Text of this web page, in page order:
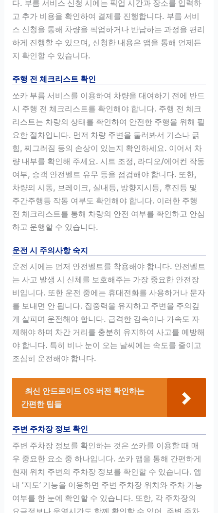
다. 부름 서비스 신청 시에는 픽업 시간과 장소를 입력하
고 추가 비용을 확인하여 결제를 진행합니다. 부름 서비
스 신청을 통해 차량을 픽업하거나 반납하는 과정을 편리
하게 진행할 수 있으며, 신청한 내용은 앱을 통해 언제든
지 확인할 수 있습니다.
주행 전 체크리스트 확인
쏘카 부름 서비스를 이용하여 차량을 대여하기 전에 반드
시 주행 전 체크리스트를 확인해야 합니다. 주행 전 체크
리스트는 차량의 상태를 확인하여 안전한 주행을 위해 필
요한 절차입니다. 먼저 차량 주변을 둘러봐서 기스나 긁
힘, 찌그러짐 등의 손상이 있는지 확인하세요. 이어서 차
량 내부를 확인해 주세요. 시트 조정, 라디오/에어컨 작동
여부, 승객 안전벨트 유무 등을 점검해야 합니다. 또한,
차량의 시동, 브레이크, 실내등, 방향지시등, 후진등 및
주간주행등 작동 여부도 확인해야 합니다. 이러한 주행
전 체크리스트를 통해 차량의 안전 여부를 확인하고 안심
하고 운행할 수 있습니다.
운전 시 주의사항 숙지
운전 시에는 먼저 안전벨트를 착용해야 합니다. 안전벨트
는 사고 발생 시 신체를 보호해주는 가장 중요한 안전장
비입니다. 또한 운전 중에는 휴대전화를 사용하거나 문자
를 보내면 안 됩니다. 집중력을 유지하고 주변을 주의깊
게 살피며 운전해야 합니다. 급격한 감속이나 가속도 자
제해야 하며 차간 거리를 충분히 유지하여 사고를 예방해
야 합니다. 특히 비나 눈이 오는 날씨에는 속도를 줄이고
조심히 운전해야 합니다.
최신 안드로이드 OS 버전 확인하는
간편한 팁들
주변 주차장 정보 확인
주변 주차장 정보를 확인하는 것은 쏘카를 이용할 때 매
우 중요한 요소 중 하나입니다. 쏘카 앱을 통해 간편하게
현재 위치 주변의 주차장 정보를 확인할 수 있습니다. 앱
내 ‘지도’ 기능을 이용하면 주변 주차장 위치와 주차 가능
여부를 한 눈에 확인할 수 있습니다. 또한, 각 주차장의
요금정보나 운영시간도 함께 확인할 수 있어, 주변 주차